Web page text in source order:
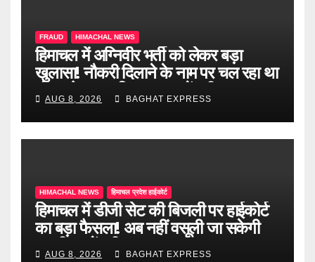
FRAUD HIMACHAL NEWS
हिमाचल में अग्निवीर भर्ती को लेकर बड़ा
खुलासा! नौकरी दिलाने के नाम पर चल रहा था
खेल, दो दलाल गिरफ्तार, जानें पूरी खबर
AUG 8, 2026 BAGHAT EXPRESS
HIMACHAL NEWS हिमाचल प्रदेश हाईकोर्ट
हिमाचल में डीजी सेट की बिजली पर हाईकोर्ट
का बड़ा फैसला! अब नहीं वसूली जा सकेगी
ड्यूटी, जानें पूरी खबर
AUG 8, 2026 BAGHAT EXPRESS